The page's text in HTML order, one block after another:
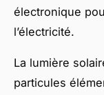
électronique
l’électricité.
La lumière
particules